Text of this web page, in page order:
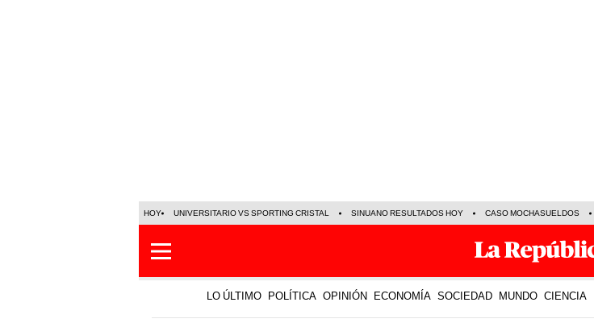
HOY UNIVERSITARIO VS SPORTING CRISTAL SINUANO RESULTADOS HOY CASO MOCHASUELDOS
LO ÚLTIMO POLÍTICA OPINIÓN ECONOMÍA SOCIEDAD MUNDO CIENCIA